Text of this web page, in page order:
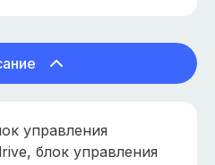
управления
блок управления